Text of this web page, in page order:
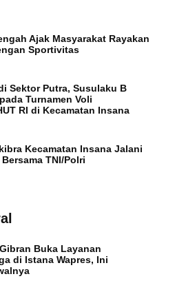
Ajak Masyarakat Rayakan
Sportivitas
Sektor Putra, Susulaku B
Turnamen Voli
RI di Kecamatan Insana
Kecamatan Insana Jalani
TNI/Polri
Buka Layanan
di Istana Wapres, Ini